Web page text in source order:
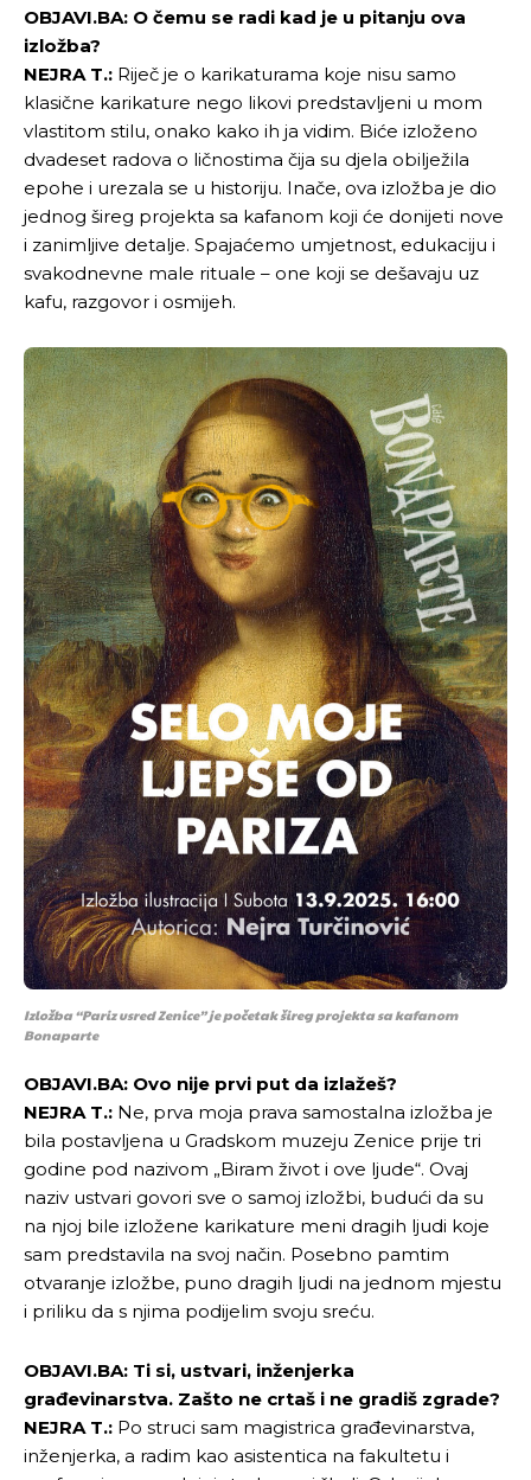
OBJAVI.BA: O čemu se radi kad je u pitanju ova
izložba?
NEJRA T.: Riječ je o karikaturama koje nisu samo
klasične karikature nego likovi predstavljeni u mom
vlastitom stilu, onako kako ih ja vidim. Biće izloženo
dvadeset radova o ličnostima čija su djela obilježila
epohe i urezala se u historiju. Inače, ova izložba je dio
jednog šireg projekta sa kafanom koji će donijeti nove
i zanimljive detalje. Spajaćemo umjetnost, edukaciju i
svakodnevne male rituale – one koji se dešavaju uz
kafu, razgovor i osmijeh.
Izložba “Pariz usred Zenice” je početak šireg projekta sa kafanom
Bonaparte
OBJAVI.BA: Ovo nije prvi put da izlažeš?
NEJRA T.: Ne, prva moja prava samostalna izložba je
bila postavljena u Gradskom muzeju Zenice prije tri
godine pod nazivom „Biram život i ove ljude“. Ovaj
naziv ustvari govori sve o samoj izložbi, budući da su
na njoj bile izložene karikature meni dragih ljudi koje
sam predstavila na svoj način. Posebno pamtim
otvaranje izložbe, puno dragih ljudi na jednom mjestu
i priliku da s njima podijelim svoju sreću.
OBJAVI.BA: Ti si, ustvari, inženjerka
građevinarstva. Zašto ne crtaš i ne gradiš zgrade?
NEJRA T.: Po struci sam magistrica građevinarstva,
inženjerka, a radim kao asistentica na fakultetu i